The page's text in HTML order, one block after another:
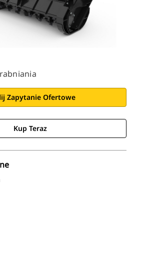
Zapytanie Ofertowe
Kup Teraz